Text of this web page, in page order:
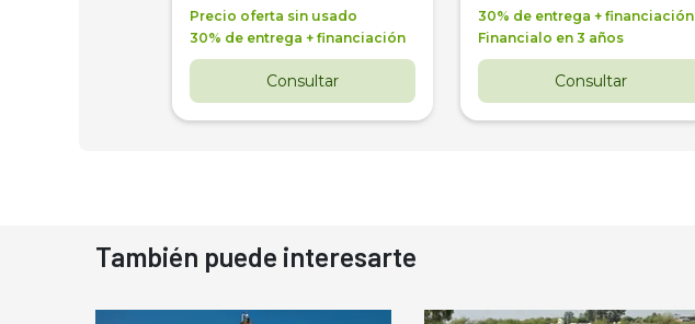
Precio oferta sin usado
30% de entrega + financiación
Consultar
30% de entrega + financiación
Financialo en 3 años
Consultar
También puede interesarte